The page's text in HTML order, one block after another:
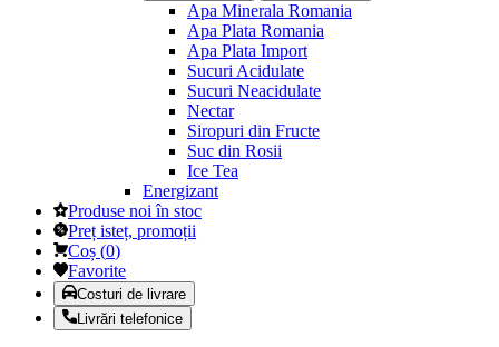
Apa Minerala Romania
Apa Plata Romania
Apa Plata Import
Sucuri Acidulate
Sucuri Neacidulate
Nectar
Siropuri din Fructe
Suc din Rosii
Ice Tea
Energizant
Produse noi în stoc
Preț isteț, promoții
Coș (0)
Favorite
Costuri de livrare
Livrări telefonice